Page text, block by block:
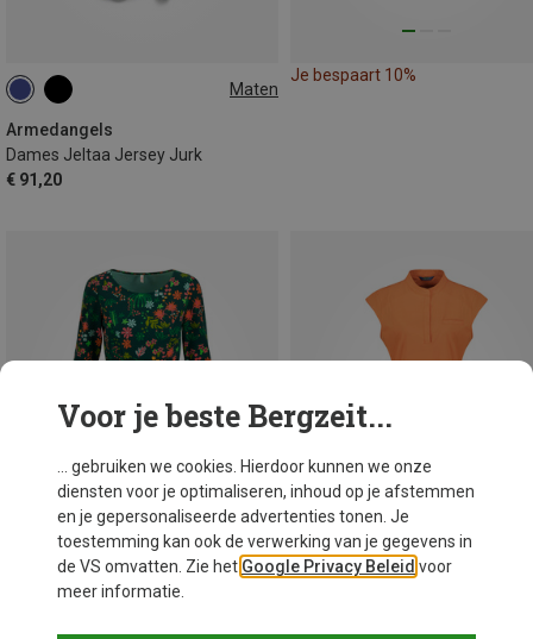
Maten
Armedangels
Dames Jeltaa Jersey Jurk
€ 91,20
XS S
Je bespaart 10%
Voor je beste Bergzeit...
... gebruiken we cookies. Hierdoor kunnen we onze
diensten voor je optimaliseren, inhoud op je afstemmen
en je gepersonaliseerde advertenties tonen. Je
toestemming kan ook de verwerking van je gegevens in
de VS omvatten. Zie het Google Privacy Beleid voor
meer informatie.